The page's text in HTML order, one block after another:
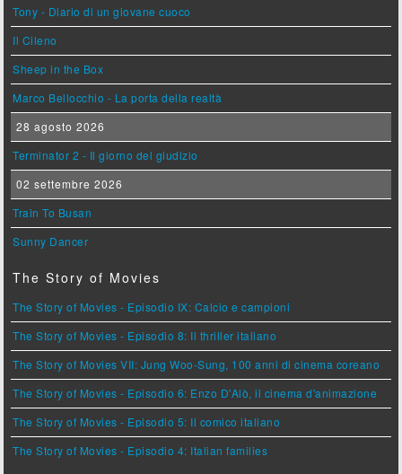
Tony - Diario di un giovane cuoco
Il Cileno
Sheep in the Box
Marco Bellocchio - La porta della realtà
28 agosto 2026
Terminator 2 - Il giorno del giudizio
02 settembre 2026
Train To Busan
Sunny Dancer
The Story of Movies
The Story of Movies - Episodio IX: Calcio e campioni
The Story of Movies - Episodio 8: Il thriller italiano
The Story of Movies VII: Jung Woo-Sung, 100 anni di cinema coreano
The Story of Movies - Episodio 6: Enzo D'Alò, il cinema d'animazione
The Story of Movies - Episodio 5: Il comico italiano
The Story of Movies - Episodio 4: Italian families